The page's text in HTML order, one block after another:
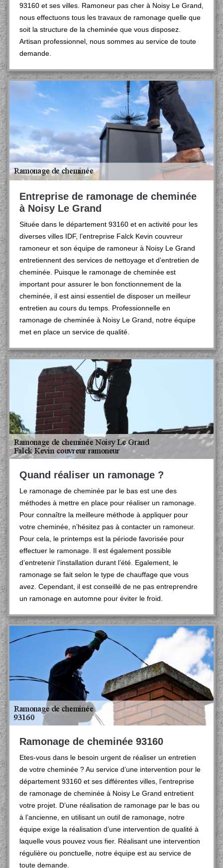
93160 et ses villes. Ramoneur pas cher à Noisy Le Grand,
nous effectuons tous les travaux de ramonage quelle que
soit la structure de la cheminée que vous disposez.
Artisan professionnel, nous sommes au service de toute
demande.
Entreprise de ramonage de cheminée
à Noisy Le Grand
Située dans le département 93160 et en activité pour les
diverses villes IDF, l’entreprise Falck Kevin couvreur
ramoneur et son équipe de ramoneur à Noisy Le Grand
entretiennent des services de nettoyage et d’entretien de
cheminée. Puisque le ramonage de cheminée est
important pour assurer le bon fonctionnement de la
cheminée, il est ainsi essentiel de disposer un meilleur
entretien au cours du temps. Professionnelle en
ramonage de cheminée à Noisy Le Grand, notre équipe
met en place un service de qualité.
Quand réaliser un ramonage ?
Le ramonage de cheminée par le bas est une des
méthodes à mettre en place pour réaliser un ramonage.
Pour connaître la meilleure méthode à appliquer pour
votre cheminée, n’hésitez pas à contacter un ramoneur.
Pour cela, le printemps est la période favorisée pour
effectuer le ramonage. Il est également possible
d’entretenir l’installation durant l’été. Egalement, le
ramonage se fait selon le type de chauffage que vous
avez. Cependant, il est conseillé de ne pas entreprendre
un ramonage en automne pour éviter le froid.
Ramonage de cheminée 93160
Etes-vous dans le besoin urgent de réaliser un entretien
de votre cheminée ? Au service d’une intervention pour le
département 93160 et ses différentes villes, l’entreprise
de ramonage de cheminée à Noisy Le Grand entretient
votre projet. D’une réalisation de ramonage par le bas ou
à l’ancienne, en utilisant un outil de ramonage, notre
équipe exige la réalisation d’une intervention de qualité à
laquelle vous pouvez vous fier. Réalisant une intervention
régulière ou ponctuelle, notre équipe est au service de
toute demande.